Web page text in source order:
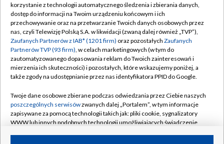
TVP
Abonament TVP
Emisja w TVP
Centrum informacji TVP
Naziemna Telewizja Cyfrowa
Rada Programowa
System NOS
Informacje o nadawcy
Regulamin TVP
Polityka prywatności
Moje zgody
Pomoc
Kontakt
Kanały
korzystanie z technologii automatycznego śledzenia i zbierania danych,
dostęp do informacji na Twoim urządzeniu końcowym i ich
przechowywanie oraz na przetwarzanie Twoich danych osobowych przez
nas, czyli Telewizję Polską S.A. w likwidacji (zwaną dalej również „TVP”),
Zaufanych Partnerów z IAB* (1201 firm) oraz pozostałych Zaufanych
Partnerów TVP (93 firm), w celach marketingowych (w tym do
zautomatyzowanego dopasowania reklam do Twoich zainteresowań i
mierzenia ich skuteczności) i pozostałych, które wskazujemy poniżej, a
także zgody na udostępnianie przez nas identyfikatora PPID do Google.
Twoje dane osobowe zbierane podczas odwiedzania przez Ciebie naszych
poszczególnych serwisówzwanych dalej „Portalem”, w tym informacje
zapisywane za pomocą technologii takich jak: pliki cookie, sygnalizatory
WWW lub innych podobnych technologii umożliwiających świadczenie